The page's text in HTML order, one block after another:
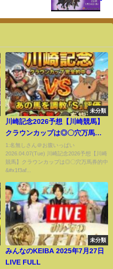
未分類
川崎記念2026予想【川崎競馬】
クラウンカップは◎〇穴万馬券
的中🎯ホクトベガの再来なる
か!!!「全頭診断＋調教診断＋買
い目🎯浦和桜花賞完全的中🎯
1:名無しさん＠お腹いっぱい
2026.04.07(Tue) 川崎記念2026予想【川崎
競馬】クラウンカップは◎〇穴万馬券的中
&#x1f3af...
未分類
みんなのKEIBA 2025年7月27日
LIVE FULL